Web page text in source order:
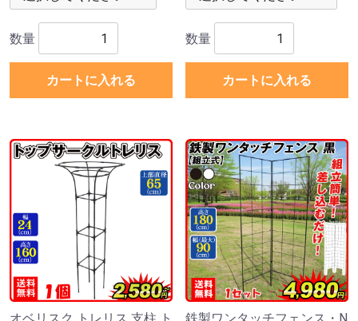
数量
カートに入れる
数量
カートに入れる